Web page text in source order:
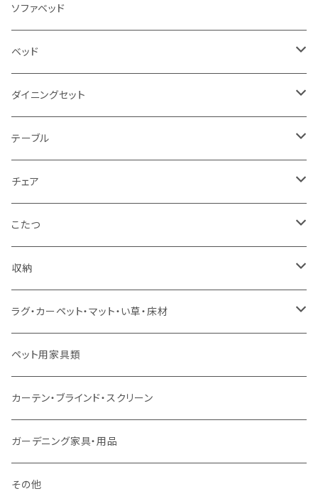
3人掛け
2.5人掛け
2人掛け
1人掛け
カウチソファ
コーナーソファ
ソファセット
スツール・オットマン
ソファ付属品
クッション・座椅子
ソファベッド
ベッド
シングルサイズ以下（フレームのみ）
セミダブルサイズ（フレームのみ）
ダブルサイズ（フレームのみ）
ワイドダブルサイズ以上（フレームのみ）
シングルサイズ以下（マットレス付）
セミダブルサイズ（マットレス付）
ダブルサイズ（マットレス付）
ダブルサイズ以上（マットレス付）
ロフトベッド
二段ベッド
ダイニングセット
ダイニング3点セット以下
ダイニング4点セット
ダイニング5点・6点セット
ダイニング7点セット以上
テーブル
センターテーブル
ダイニングテーブル
カウンターテーブル
リフティングテーブル
サイドテーブル・コーヒーテーブル
デスク
チェア
ダイニングチェア
カウンターチェア
キッズチェア
オフィスチェア・ゲーミングチェア
ダイニングベンチ・スツール
こたつ
こたつテーブル
こたつ布団
コタツ・布団セット
収納
本棚・シェルフ
食器棚・収納庫
レンジ台・カウンター
ラック
TVボード
ラグ・カーペット・マット・い草・床材
マット・フロアタイル
ラグ
カーペット
ペット用家具類
カーテン・ブラインド・スクリーン
ガーデニング家具・用品
その他